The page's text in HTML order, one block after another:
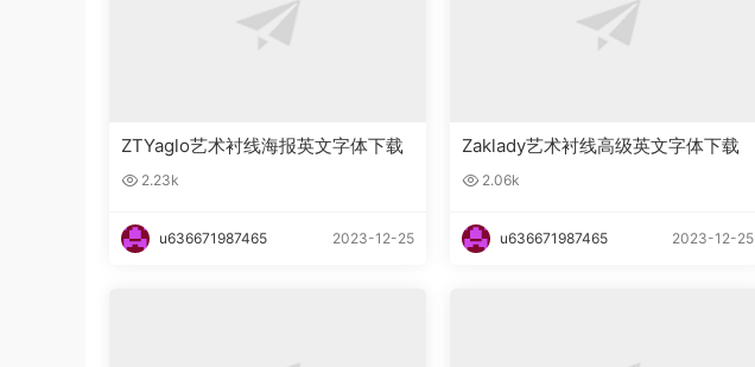
ZTYaglo艺术衬线海报英文字体下载
2.23k
u636671987465 2023-12-25
Zaklady艺术衬线高级英文字体下载
2.06k
u636671987465 2023-12-25